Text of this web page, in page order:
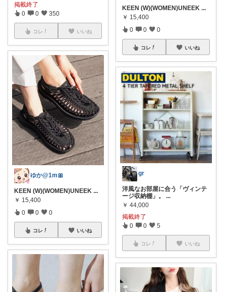
掲載終了
0 0 350
コレ いいね
ゆか@1m🎀
KEEN (W)(WOMEN)UNEEK ...
￥ 15,400
0 0 0
コレ いいね
KEEN (W)(WOMEN)UNEEK ...
￥ 15,400
0 0 0
コレ いいね
gr
洋風なお部屋に合う「ヴィンテ
ージ収納棚」。
...
￥ 44,000
掲載終了
0 0 5
コレ いいね